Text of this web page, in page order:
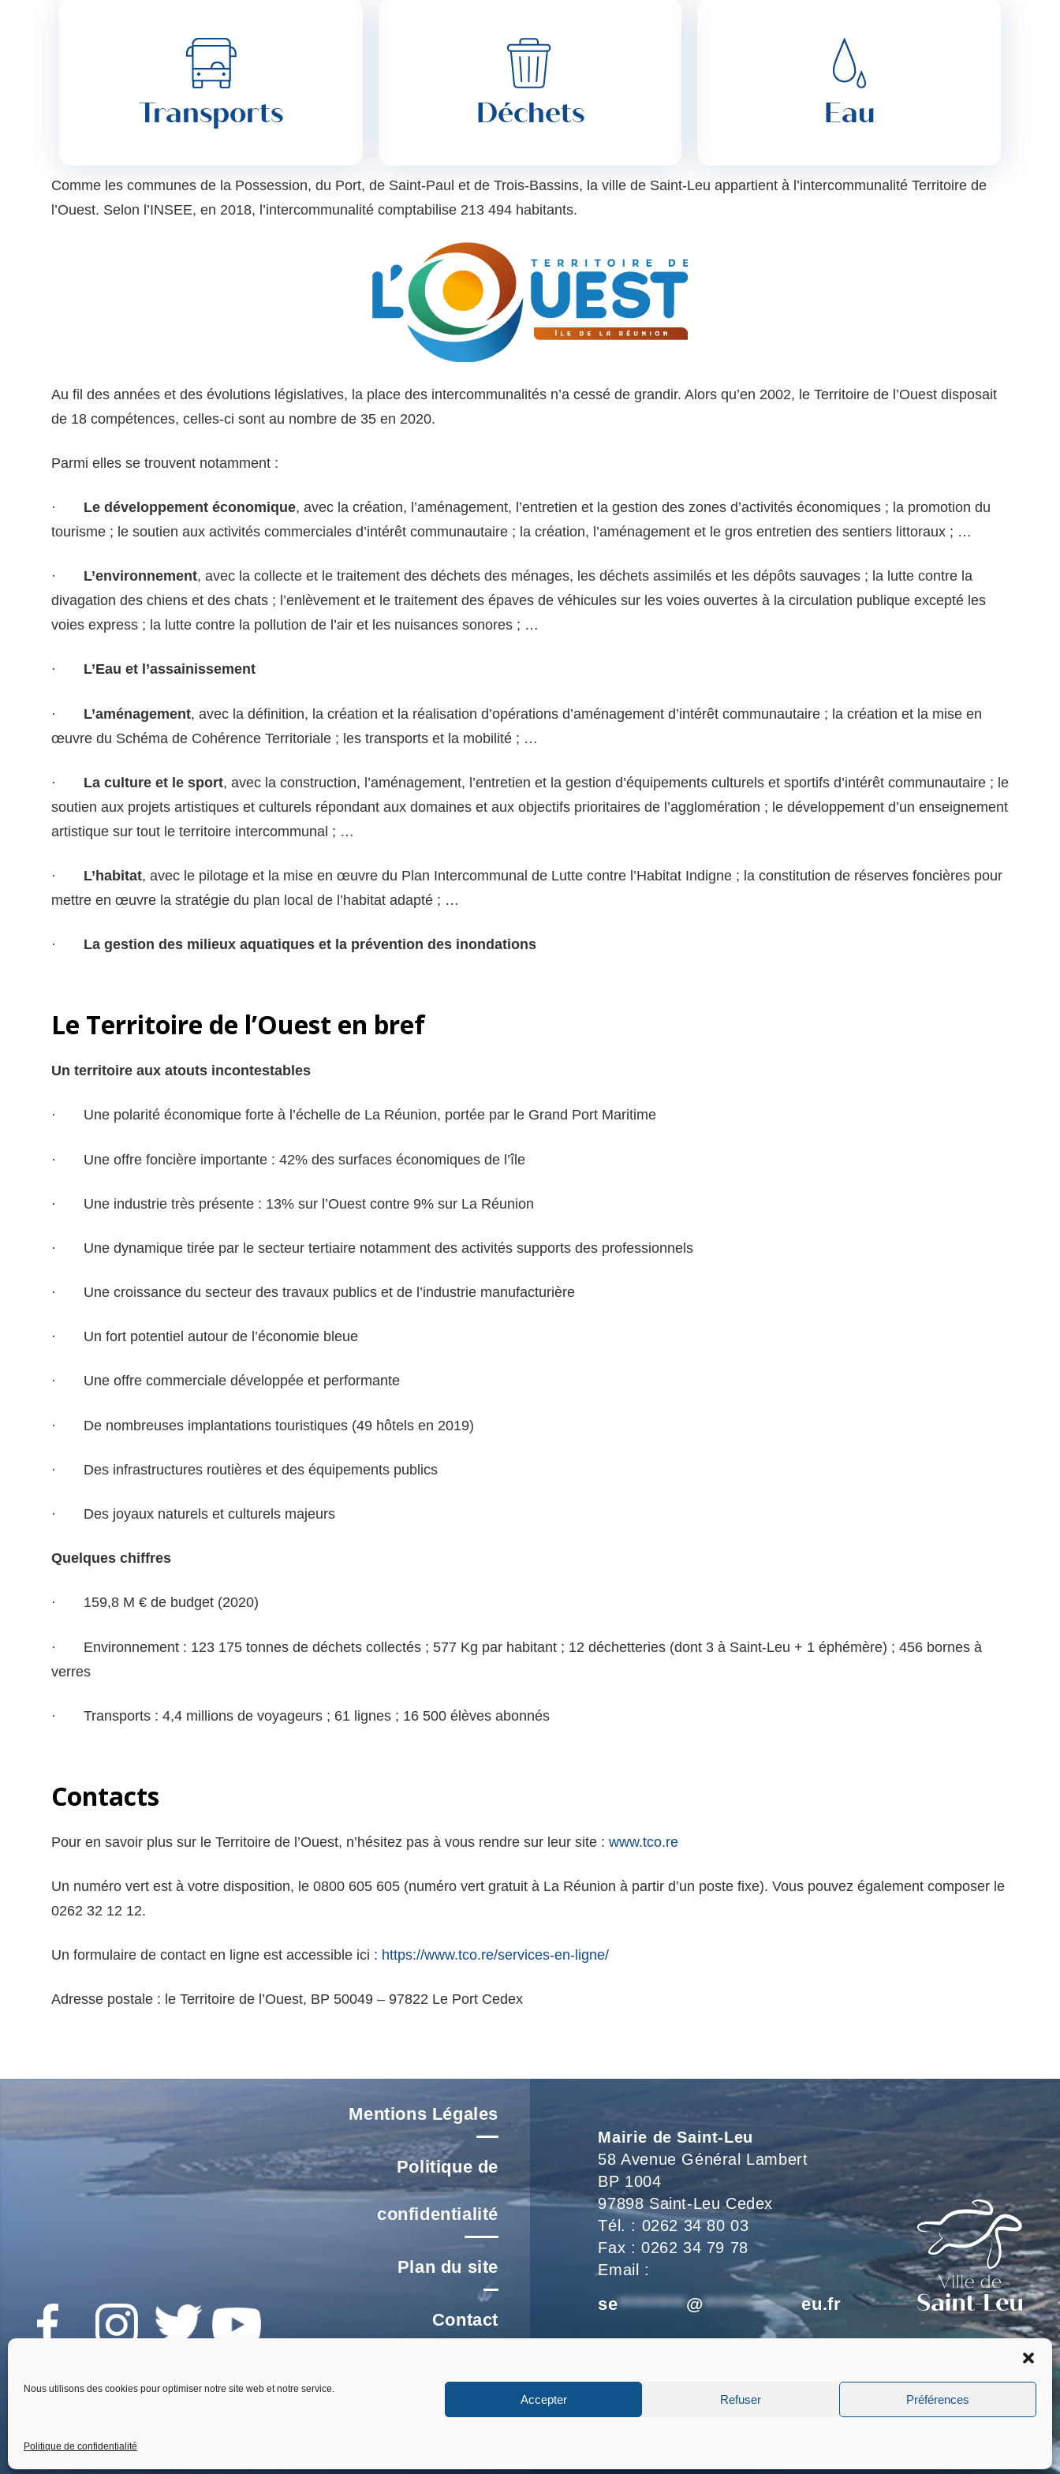
Nous utilisons des cookies pour optimiser notre site web et notre service.
Accepter Refuser Préférences
Politique de confidentialité
Transports Déchets Eau
Comme les communes de la Possession, du Port, de Saint-Paul et de Trois-Bassins, la ville de Saint-Leu appartient à l’intercommunalité Territoire de
l’Ouest. Selon l’INSEE, en 2018, l’intercommunalité comptabilise 213 494 habitants.
Au fil des années et des évolutions législatives, la place des intercommunalités n’a cessé de grandir. Alors qu’en 2002, le Territoire de l’Ouest disposait
de 18 compétences, celles-ci sont au nombre de 35 en 2020.
Parmi elles se trouvent notamment :
· Le développement économique, avec la création, l’aménagement, l’entretien et la gestion des zones d’activités économiques ; la promotion du
tourisme ; le soutien aux activités commerciales d’intérêt communautaire ; la création, l’aménagement et le gros entretien des sentiers littoraux ; …
· L’environnement, avec la collecte et le traitement des déchets des ménages, les déchets assimilés et les dépôts sauvages ; la lutte contre la
divagation des chiens et des chats ; l’enlèvement et le traitement des épaves de véhicules sur les voies ouvertes à la circulation publique excepté les
voies express ; la lutte contre la pollution de l’air et les nuisances sonores ; …
· L’Eau et l’assainissement
· L’aménagement, avec la définition, la création et la réalisation d’opérations d’aménagement d’intérêt communautaire ; la création et la mise en
œuvre du Schéma de Cohérence Territoriale ; les transports et la mobilité ; …
· La culture et le sport, avec la construction, l’aménagement, l’entretien et la gestion d’équipements culturels et sportifs d’intérêt communautaire ; le
soutien aux projets artistiques et culturels répondant aux domaines et aux objectifs prioritaires de l’agglomération ; le développement d’un enseignement
artistique sur tout le territoire intercommunal ; …
· L’habitat, avec le pilotage et la mise en œuvre du Plan Intercommunal de Lutte contre l’Habitat Indigne ; la constitution de réserves foncières pour
mettre en œuvre la stratégie du plan local de l’habitat adapté ; …
· La gestion des milieux aquatiques et la prévention des inondations
Le Territoire de l’Ouest en bref
Un territoire aux atouts incontestables
· Une polarité économique forte à l’échelle de La Réunion, portée par le Grand Port Maritime
· Une offre foncière importante : 42% des surfaces économiques de l’île
· Une industrie très présente : 13% sur l’Ouest contre 9% sur La Réunion
· Une dynamique tirée par le secteur tertiaire notamment des activités supports des professionnels
· Une croissance du secteur des travaux publics et de l’industrie manufacturière
· Un fort potentiel autour de l’économie bleue
· Une offre commerciale développée et performante
· De nombreuses implantations touristiques (49 hôtels en 2019)
· Des infrastructures routières et des équipements publics
· Des joyaux naturels et culturels majeurs
Quelques chiffres
· 159,8 M € de budget (2020)
· Environnement : 123 175 tonnes de déchets collectés ; 577 Kg par habitant ; 12 déchetteries (dont 3 à Saint-Leu + 1 éphémère) ; 456 bornes à
verres
· Transports : 4,4 millions de voyageurs ; 61 lignes ; 16 500 élèves abonnés
Contacts
Pour en savoir plus sur le Territoire de l’Ouest, n’hésitez pas à vous rendre sur leur site : www.tco.re
Un numéro vert est à votre disposition, le 0800 605 605 (numéro vert gratuit à La Réunion à partir d’un poste fixe). Vous pouvez également composer le
0262 32 12 12.
Un formulaire de contact en ligne est accessible ici : https://www.tco.re/services-en-ligne/
Adresse postale : le Territoire de l’Ouest, BP 50049 – 97822 Le Port Cedex
Mentions Légales
Politique de
confidentialité
Plan du site
Contact
Mairie de Saint-Leu
58 Avenue Général Lambert
BP 1004
97898 Saint-Leu Cedex
Tél. : 0262 34 80 03
Fax : 0262 34 79 78
Email :
se*********@*************eu.fr
de 8h à 16h et le vendredi de 8h à 15h